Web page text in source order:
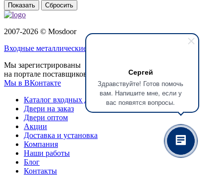
Сергей
Здравствуйте! Готов помочь
вам. Напишите мне, если у
вас появятся вопросы.
Сбросить
2007-2026 © Mosdoor
Входные металлические двери
Мы зарегистрированы
на портале поставщиков
Мы в ВКонтакте
Каталог входных дверей
Двери на заказ
Двери оптом
Акции
Доставка и установка
Компания
Наши работы
Блог
Контакты